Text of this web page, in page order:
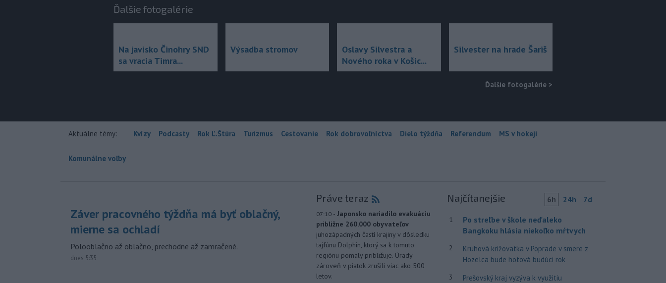
Ďalšie fotogalérie
Na javisko Činohry SND
sa vracia Timra...
Výsadba stromov
Oslavy Silvestra a
Nového roka v Košic...
Silvester na hrade Šariš
Ďalšie fotogalérie >
Aktuálne témy: Kvízy Podcasty Rok Ľ.Štúra Turizmus Cestovanie Rok dobrovoľníctva Dielo týždňa Referendum MS v hokeji
Komunálne voľby
Záver pracovného týždňa má byť oblačný,
mierne sa ochladí
Polooblačno až oblačno, prechodne až zamračené.
dnes 5:35
Práve teraz
07:10 - Japonsko nariadilo evakuáciu
približne 260.000 obyvateľov
juhozápadných častí krajiny v dôsledku
tajfúnu Dolphin, ktorý sa k tomuto
regiónu pomaly približuje. Úrady
zároveň v piatok zrušili viac ako 500
letov.
Najčítanejšie 6h 24h 7d
1
Po streľbe v škole neďaleko
Bangkoku hlásia niekoľko mŕtvych
2
Kruhová križovatka v Poprade v smere z
Hozelca bude hotová budúci rok
3
Prešovský kraj vyzýva k využitiu